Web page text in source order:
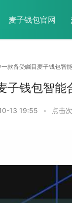
麦子钱包官网
款备受瞩目麦子钱包智
子钱包智
13 19:55 • 点击